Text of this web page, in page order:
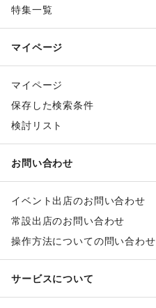
特集一覧
マイページ
マイページ
保存した検索条件
検討リスト
お問い合わせ
イベント出店のお問い合わせ
常設出店のお問い合わせ
操作方法についての問い合わせ
サービスについて